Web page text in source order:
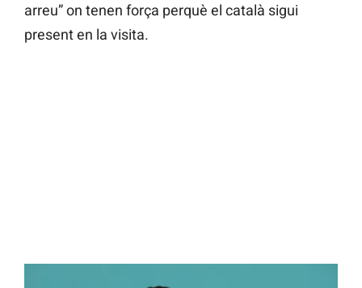
arreu” on tenen força perquè el català sigui
present en la visita.